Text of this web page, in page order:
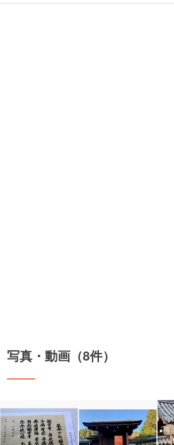
写真・動画（8件）